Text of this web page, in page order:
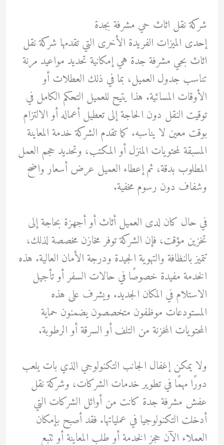
شركة نقل اثاث حي مشرفة بجدة
إحدى الميزات الفريدة الأخرى التي تقدمها شركة نقل
اثاث بحي مشرفة جدة هي إمكانية تحديد مواعيد مرنة
تناسب جدول العميل، بما في ذلك العطلات أو
الأوقات المسائية. هذا يتيح للعميل التحكم الكامل في
توقيت النقل دون الحاجة إلى تعطيل أعماله أو الالتزام
بوقت معين لا يناسبه. كما تقدم الشركة خدمة المعاينة
المسبقة لمحتويات المنزل أو المكتب، وتحديد حجم العمل
المطلوب بدقة، ثم إعطاء العميل عرض أسعار واضح
وشفاف دون رسوم مخفية.
في حال كان لدى العميل أثاث أو أجهزة بحاجة إلى
تخزين مؤقت، فإن الشركة توفر مخازن مخصصة لذلك،
تتميز بالنظافة والتهوية الجيدة ودرجة الأمان العالية. هذه
الخدمة مفيدة خصوصًا في حالات السفر أو تأجيل
الاستلام في المكان الجديد. ويشرف على هذه
المستودعات موظفون متخصصون يضمنون حماية
المحتويات المخزنة من التلف أو السرقة أو الرطوبة.
ولا يمكن إغفال الجانب التكنولوجي الذي بات يلعب
دورًا مهمًا في تطوير خدمات الشركات، وشركة نقل
عفش مشرفة جدة كانت من أوائل الشركات التي
أدخلت التكنولوجيا في عملياتها. فقد أصبح بإمكان
العملاء الآن حجز الخدمة أو طلب المعاينة أو تتبع